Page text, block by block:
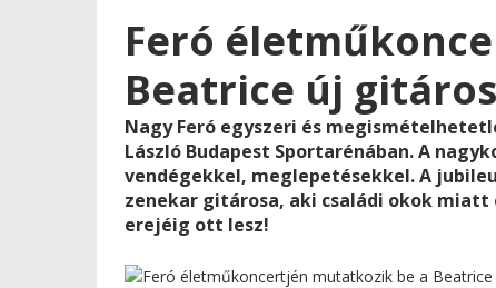
Feró
Beatrice új
Nagy Feró egyszeri és
László Budapest Sportarénában. A
vendégekkel, meglepetésekkel. A
zenekar gitárosa, aki családi okok miatt
erejéig ott lesz!